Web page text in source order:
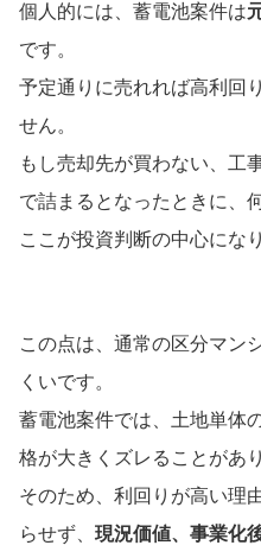
個人的には、蓄電池案件は
です。
予定通りに売れれば高利回
せん。
もし売却先が買わない、工
で詰まるとなったときに、
ここが投資判断の中心にな
この点は、通常の区分マン
くいです。
蓄電池案件では、土地単体
格が大きくズレることがあ
そのため、利回りが高い理
らせず、 現況価値、事業化